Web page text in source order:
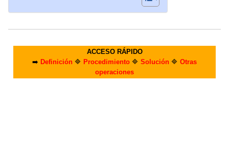
ACCESO RÁPIDO
➡️ Definición 🔷 Procedimiento 🔷 Solución 🔷 Otras
operaciones